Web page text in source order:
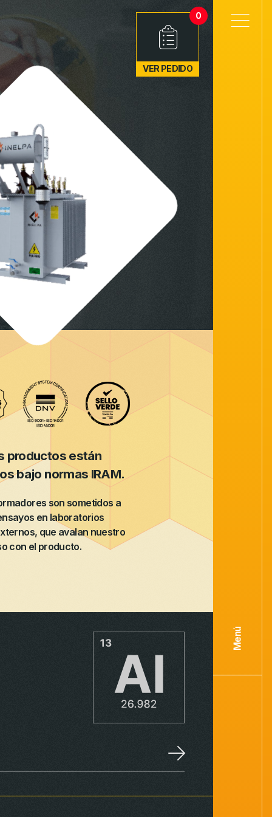
Menú
VER PEDIDO
0
productos están
bajo normas IRAM.
son sometidos a
en laboratorios
que avalan nuestro
con el producto.